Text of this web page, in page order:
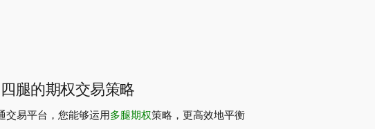
腿的期权交易策略
交易平台，您能够运用 多腿期权策略，更高效地平衡